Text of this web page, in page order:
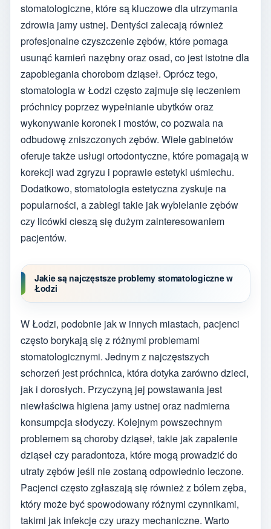
stomatologiczne, które są kluczowe dla utrzymania
zdrowia jamy ustnej. Dentyści zalecają również
profesjonalne czyszczenie zębów, które pomaga
usunąć kamień nazębny oraz osad, co jest istotne dla
zapobiegania chorobom dziąseł. Oprócz tego,
stomatologia w Łodzi często zajmuje się leczeniem
próchnicy poprzez wypełnianie ubytków oraz
wykonywanie koronek i mostów, co pozwala na
odbudowę zniszczonych zębów. Wiele gabinetów
oferuje także usługi ortodontyczne, które pomagają w
korekcji wad zgryzu i poprawie estetyki uśmiechu.
Dodatkowo, stomatologia estetyczna zyskuje na
popularności, a zabiegi takie jak wybielanie zębów
czy licówki cieszą się dużym zainteresowaniem
pacjentów.
Jakie są najczęstsze problemy stomatologiczne w
Łodzi
W Łodzi, podobnie jak w innych miastach, pacjenci
często borykają się z różnymi problemami
stomatologicznymi. Jednym z najczęstszych
schorzeń jest próchnica, która dotyka zarówno dzieci,
jak i dorosłych. Przyczyną jej powstawania jest
niewłaściwa higiena jamy ustnej oraz nadmierna
konsumpcja słodyczy. Kolejnym powszechnym
problemem są choroby dziąseł, takie jak zapalenie
dziąseł czy paradontoza, które mogą prowadzić do
utraty zębów jeśli nie zostaną odpowiednio leczone.
Pacjenci często zgłaszają się również z bólem zęba,
który może być spowodowany różnymi czynnikami,
takimi jak infekcje czy urazy mechaniczne. Warto